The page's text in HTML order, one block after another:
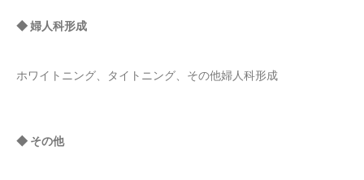
◆ 婦人科形成
ホワイトニング、タイトニング、その他婦人科形成
◆ その他